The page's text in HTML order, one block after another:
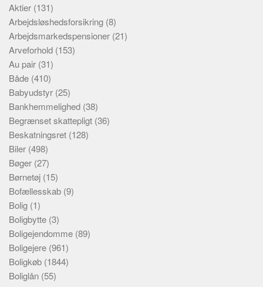
Aktier (131)
Arbejdsløshedsforsikring (8)
Arbejdsmarkedspensioner (21)
Arveforhold (153)
Au pair (31)
Både (410)
Babyudstyr (25)
Bankhemmelighed (38)
Begrænset skattepligt (36)
Beskatningsret (128)
Biler (498)
Bøger (27)
Børnetøj (15)
Bofællesskab (9)
Bolig (1)
Boligbytte (3)
Boligejendomme (89)
Boligejere (961)
Boligkøb (1844)
Boliglån (55)